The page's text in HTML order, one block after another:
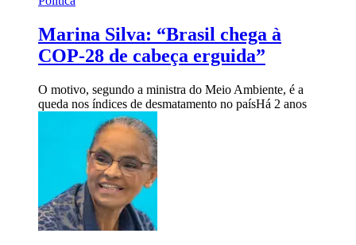
Marina Silva: “Brasil chega à
COP-28 de cabeça erguida”
O motivo, segundo a ministra do Meio Ambiente, é a
queda nos índices de desmatamento no paísHá 2 anos